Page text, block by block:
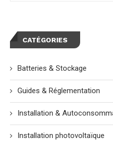
CATÉGORIES
Batteries & Stockage
Guides & Réglementation
Installation &
Installation photovoltaïque